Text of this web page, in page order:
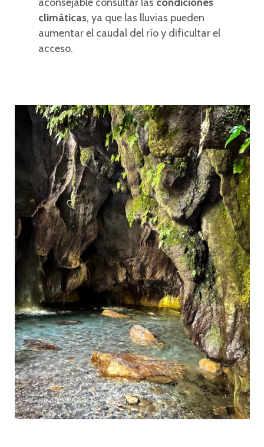
climáticas, ya que las lluvias pueden
aumentar el caudal del río y dificultar el
acceso.